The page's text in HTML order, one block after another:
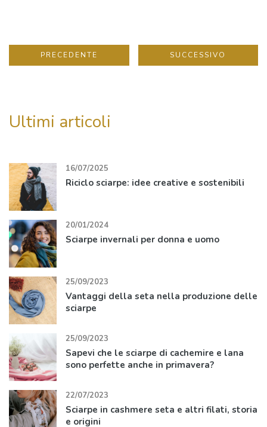
PRECEDENTE SUCCESSIVO
16/07/2025
Riciclo sciarpe: idee creative e sostenibili
20/01/2024
Sciarpe invernali per donna e uomo
25/09/2023
Vantaggi della seta nella produzione delle
sciarpe
25/09/2023
Sapevi che le sciarpe di cachemire e lana
sono perfette anche in primavera?
22/07/2023
Sciarpe in cashmere seta e altri filati, storia
e origini